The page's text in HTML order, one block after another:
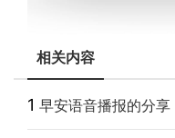
相关内容
1 早安语音播报的分享